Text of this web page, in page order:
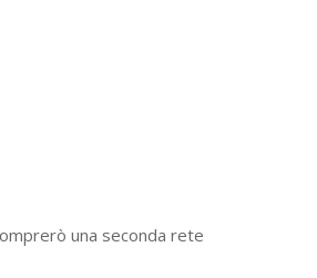
una seconda rete